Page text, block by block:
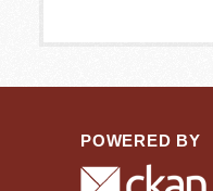
POWERED BY